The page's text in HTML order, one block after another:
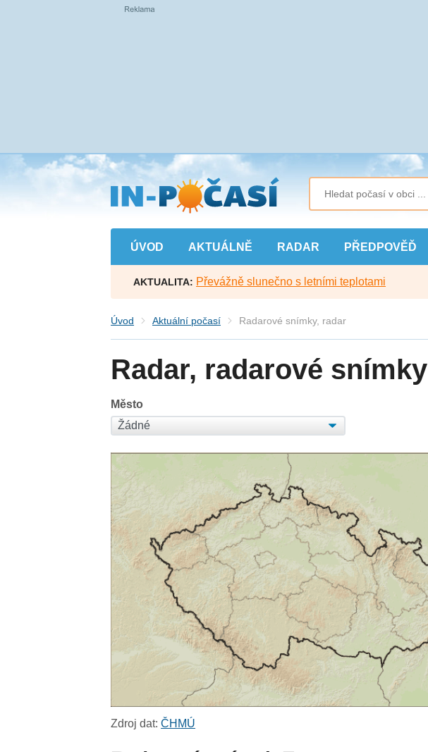
Přejít
na
hlavní
obsah
ÚVOD AKTUÁLNĚ RADAR PŘEDPOVĚĎ
AKTUALITA: Převážně slunečno s letními teplotami
Úvod Aktuální počasí Radarové snímky, radar
Radar, radarové snímky
Město
Zdroj dat:ČHMÚ